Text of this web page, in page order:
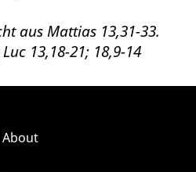
aus Mattias 13,31-33.
13,18-21; 18,9-14
About